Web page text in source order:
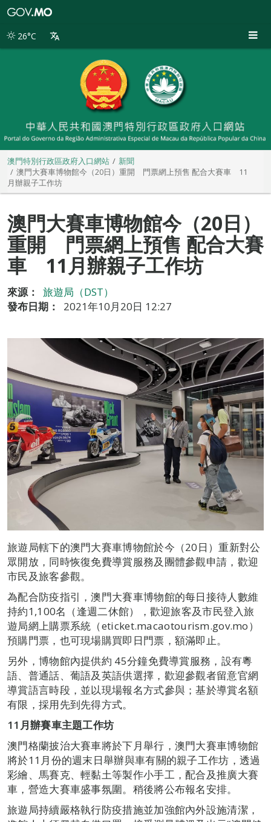
別
26°C
澳門特別行政區政府入口網站
新聞
澳門大賽車博物館今（20日）重開 門票網上預售 配合大賽車 11
月辦親子工作坊
澳門大賽車博物館今（20日）
重開 門票網上預售 配合大賽
車 11月辦親子工作坊
來源：
旅遊局（DST）
發布日期：
2021年10月20日 12:27
旅遊局轄下的澳門大賽車博物館於今（20日）重新對公
眾開放，同時恢復免費導賞服務及團體參觀申請，歡迎
市民及旅客參觀。
為配合防疫指引，澳門大賽車博物館的每日接待人數維
持約1,100名（逢週二休館），歡迎旅客及市民登入旅
遊局網上購票系統（eticket.macaotourism.gov.mo）
預購門票，也可現場購買即日門票，額滿即止。
另外，博物館內提供約 45分鐘免費導賞服務，設有粵
語、普通話、葡語及英語供選擇，歡迎參觀者留意官網
導賞語言時段，並以現場報名方式參與；基於導賞名額
有限，採用先到先得方式。
11月辦賽車主題工作坊
澳門格蘭披治大賽車將於下月舉行，澳門大賽車博物館
將於11月份的週末日舉辦與車有關的親子工作坊，透過
彩繪、馬賽克、輕黏土等製作小手工，配合及推廣大賽
車，營造大賽車盛事氛圍。稍後將公布報名安排。
旅遊局持續嚴格執行防疫措施並加強館內外設施清潔，